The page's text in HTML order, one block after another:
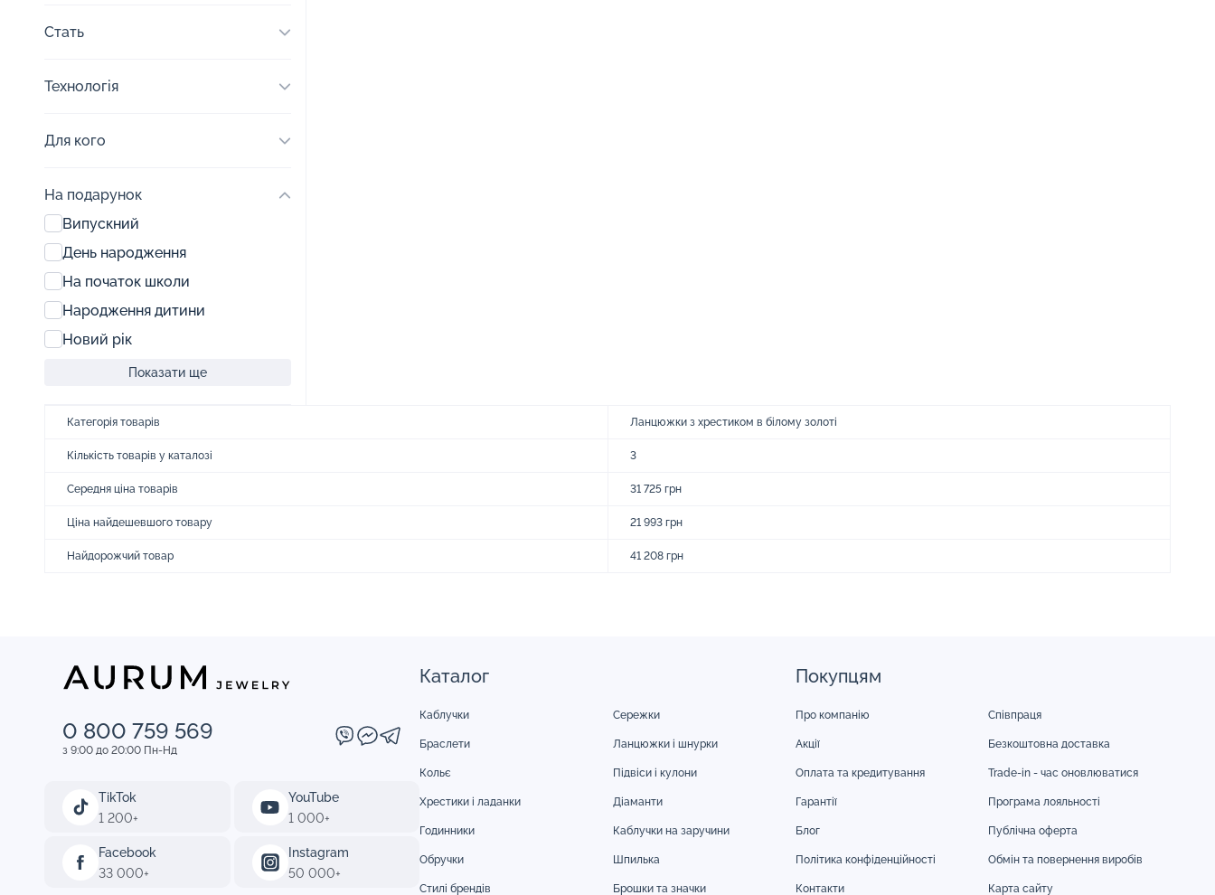
Стать
Технологія
Для кого
На подарунок
Випускний
День народження
На початок школи
Народження дитини
Новий рік
Показати ще
Категорія товарів Ланцюжки з хрестиком в білому золоті
Кількість товарів у каталозі 3
Середня ціна товарів 31 725 грн
Ціна найдешевшого товару 21 993 грн
Найдорожчий товар 41 208 грн
0 800 759 569
з 9:00 до 20:00 Пн-Нд
TikTok
1 200+
YouTube
1 000+
Facebook
33 000+
Instagram
50 000+
Каталог
Каблучки Сережки
Браслети Ланцюжки і шнурки
Кольє Підвіси і кулони
Хрестики і ладанки Діаманти
Годинники Каблучки на заручини
Обручки Шпилька
Стилі брендів Брошки та значки
Покупцям
Про компанію Співпраця
Акції Безкоштовна доставка
Оплата та кредитування Trade-in - час оновлюватися
Гарантії Програма лояльності
Блог Публічна оферта
Політика конфіденційності Обмін та повернення виробів
Контакти Карта сайту